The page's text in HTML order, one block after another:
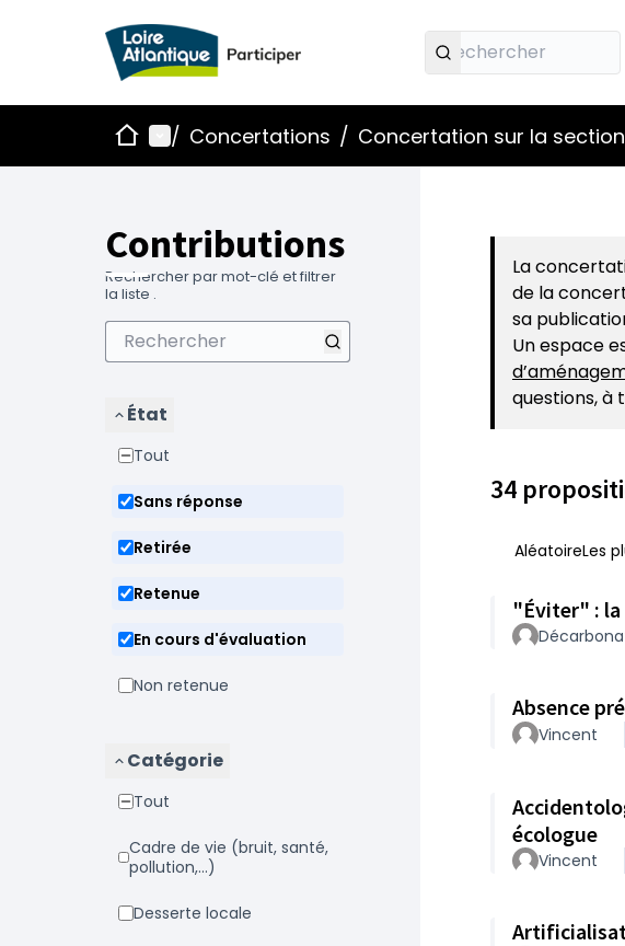
AccueilMenu principal
/ Concertations / Concertation sur la
Contributions
Rechercher par mot-clé et filtrer
la liste .
État
Tout
Sans réponse
Retirée
Retenue
En cours d'évaluation
Non retenue
Catégorie
Tout
Cadre de vie (bruit, santé,
pollution,...)
Desserte locale
La
de la
sa
Un espace
questions, à
34
AléatoireLes
"Éviter" : la
Absence
Vincent
écologue
Vincent